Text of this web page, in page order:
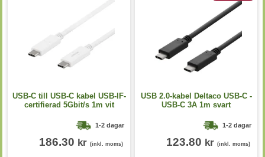
USB-C till USB-C kabel USB-IF-
certifierad 5Gbit/s 1m vit
1-2 dagar
186.30 kr (inkl. moms)
USB 2.0-kabel Deltaco USB-C -
USB-C 3A 1m svart
1-2 dagar
123.80 kr (inkl. moms)